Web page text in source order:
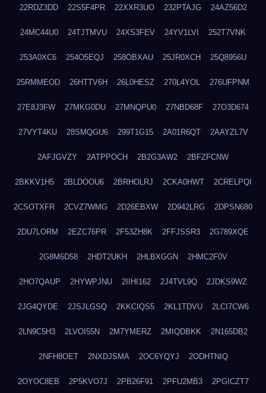
22RDZ3DD 22S5F4PR 22XXR3UO 232PTAJG 24AZ56D2
24MC44U0 24TJTMVU 24XS3FEV 24YV1LVI 252T7VNK
253A0XC6 254O5EQJ 258OBXAU 25JR0XCH 25Q8956U
25RMMEOD 26HTTV6H 26L0HESZ 270L4YOL 276UFPNM
27E8J3FW 27MKG0DU 27MNQPU0 27NBD68F 27O3D674
27VYT4KU 28SMQGU6 299T1G15 2A01R6QT 2AAYZL7V
2AFJGVZY 2ATPPOCH 2B2G3AW2 2BFZFCNW
2BKKV1H5 2BLDOOU6 2BRHOLRJ 2CKA0HWT 2CRELPQI
2CSOTXFR 2CVZ7WMG 2D26EBXW 2D942LRG 2DPSN680
2DU7LORM 2EZC76PR 2F53ZH8K 2FFJSSR3 2G789XQE
2G8M6D58 2HDT2UKH 2HLBXGGN 2HMC2F0V
2HO7QAUP 2HYWPJNU 2IIHI162 2J4TVL9Q 2JDKS9WZ
2JG4QYDE 2JSJLGSQ 2KKCIQS5 2KL1TDVU 2LCI7CW6
2LN9C5H3 2LVOI55N 2M7YMERZ 2MIQDBKK 2N165DB2
2NFH8OET 2NXDJSMA 2OC6YQYJ 2ODHTNIQ
2OYOC8EB 2P5KVO7J 2PB26F91 2PFU2MB3 2PGICZT7